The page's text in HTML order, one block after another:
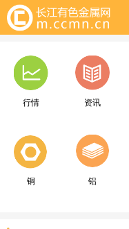
行情 资讯
铜 铝